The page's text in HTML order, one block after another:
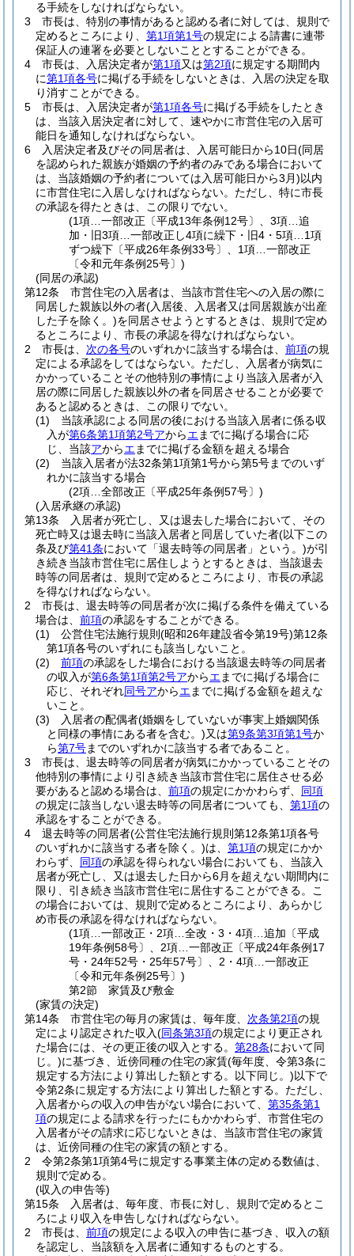
る手続をしなければならない。
3
市長は、特別の事情があると認める者に対しては、規則で
定めるところにより、 第1項第1号の規定による請書に連帯
保証人の連署を必要としないこととすることができる。
4
市長は、入居決定者が第1項又は第2項に規定する期間内
に第1項各号に掲げる手続をしないときは、入居の決定を取
り消すことができる。
5
市長は、入居決定者が第1項各号に掲げる手続をしたとき
は、当該入居決定者に対して、速やかに市営住宅の入居可
能日を通知しなければならない。
6
入居決定者及びその同居者は、入居可能日から10日(同居
を認められた親族が婚姻の予約者のみである場合において
は、当該婚姻の予約者については入居可能日から3月)以内
に市営住宅に入居しなければならない。 ただし、特に市長
の承認を得たときは、この限りでない。
(1項…一部改正〔平成13年条例12号〕、3項…追
加・旧3項…一部改正し4項に繰下・旧4・5項…1項
ずつ繰下〔平成26年条例33号〕、1項…一部改正
〔令和元年条例25号〕)
(同居の承認)
第12条
市営住宅の入居者は、当該市営住宅への入居の際に
同居した親族以外の者(入居後、入居者又は同居親族が出産
した子を除く。)を同居させようとするときは、規則で定め
るところにより、市長の承認を得なければならない。
2
市長は、 次の各号のいずれかに該当する場合は、 前項の規
定による承認をしてはならない。 ただし、入居者が病気に
かかっていることその他特別の事情により当該入居者が入
居の際に同居した親族以外の者を同居させることが必要で
あると認めるときは、この限りでない。
(1)
当該承認による同居の後における当該入居者に係る収
入が第6条第1項第2号アからエ までに掲げる場合に応
じ、当該アからエ までに掲げる金額を超える場合
(2)
当該入居者が法32条第1項第1号から第5号までのいず
れかに該当する場合
(2項…全部改正〔平成25年条例57号〕)
(入居承継の承認)
第13条
入居者が死亡し、又は退去した場合において、その
死亡時又は退去時に当該入居者と同居していた者(以下この
条及び第41条において「退去時等の同居者」という。)が引
き続き当該市営住宅に居住しようとするときは、当該退去
時等の同居者は、規則で定めるところにより、市長の承認
を得なければならない。
2
市長は、退去時等の同居者が次に掲げる条件を備えている
場合は、 前項の承認をすることができる。
(1)
公営住宅法施行規則 (昭和26年建設省令第19号)第12条
第1項各号のいずれにも該当しないこと。
(2)
前項の承認をした場合における当該退去時等の同居者
の収入が第6条第1項第2号アからエ までに掲げる場合に
応じ、それぞれ同号アからエ までに掲げる金額を超えな
いこと。
(3)
入居者の配偶者(婚姻をしていないが事実上婚姻関係
と同様の事情にある者を含む。)又は第9条第3項第1号か
ら第7号までのいずれかに該当する者であること。
3
市長は、退去時等の同居者が病気にかかっていることその
他特別の事情により引き続き当該市営住宅に居住させる必
要があると認める場合は、 前項の規定にかかわらず、 同項
の規定に該当しない退去時等の同居者についても、 第1項の
承認をすることができる。
4
退去時等の同居者(公営住宅法施行規則第12条第1項各号
のいずれかに該当する者を除く。)は、 第1項の規定にかか
わらず、 同項の承認を得られない場合においても、当該入
居者が死亡し、又は退去した日から6月を超えない期間内に
限り、引き続き当該市営住宅に居住することができる。
こ
の場合においては、規則で定めるところにより、あらかじ
め市長の承認を得なければならない。
(1項…一部改正・2項…全改・3・4項…追加〔平成
19年条例58号〕、2項…一部改正〔平成24年条例17
号・24年52号・25年57号〕、2・4項…一部改正
〔令和元年条例25号〕)
第2節
家賃及び敷金
(家賃の決定)
第14条
市営住宅の毎月の家賃は、毎年度、 次条第2項の規
定により認定された収入(同条第3項の規定により更正され
た場合には、その更正後の収入とする。 第28条において同
じ。)に基づき、近傍同種の住宅の家賃(毎年度、令第3条に
規定する方法により算出した額とする。以下同じ。)以下で
令第2条に規定する方法により算出した額とする。 ただし、
入居者からの収入の申告がない場合において、 第35条第1
項の規定による請求を行ったにもかかわらず、市営住宅の
入居者がその請求に応じないときは、当該市営住宅の家賃
は、近傍同種の住宅の家賃の額とする。
2
令第2条第1項第4号に規定する事業主体の定める数値は、
規則で定める。
(収入の申告等)
第15条
入居者は、毎年度、市長に対し、規則で定めるとこ
ろにより収入を申告しなければならない。
2
市長は、 前項の規定による収入の申告に基づき、収入の額
を認定し、当該額を入居者に通知するものとする。